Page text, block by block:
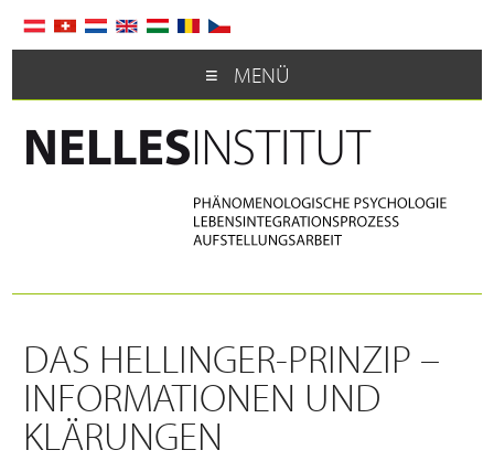
MENÜ
DAS HELLINGER-PRINZIP –
INFORMATIONEN UND
KLÄRUNGEN